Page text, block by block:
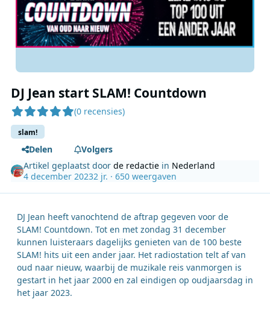
DJ Jean start SLAM! Countdown
(0 recensies)
slam!
Delen
Volgers
Artikel geplaatst doorde redactie in Nederland
4 december 20232 jr. · 650 weergaven
DJ Jean heeft vanochtend de aftrap gegeven voor de
SLAM! Countdown. Tot en met zondag 31 december
kunnen luisteraars dagelijks genieten van de 100 beste
SLAM! hits uit een ander jaar. Het radiostation telt af van
oud naar nieuw, waarbij de muzikale reis vanmorgen is
gestart in het jaar 2000 en zal eindigen op oudjaarsdag in
het jaar 2023.